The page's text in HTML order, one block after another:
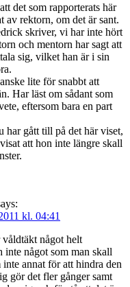
det som rapporterats här
av rektorn, om det är sant.
skriver, vi har inte hört
och mentorn har sagt att
sig, vilket han är i sin
lite för snabbt att
Har läst om sådant som
eftersom bara en part
har gått till på det här viset,
att hon inte längre skall
kl. 04:41
något helt
inte något som man skall
inte annat för att hindra den
gör det fler gånger samt